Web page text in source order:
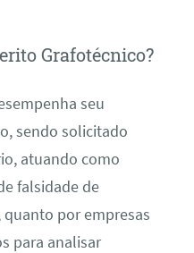
Grafotécnico?
seu
sendo solicitado
atuando como
falsidade de
por empresas
para analisar